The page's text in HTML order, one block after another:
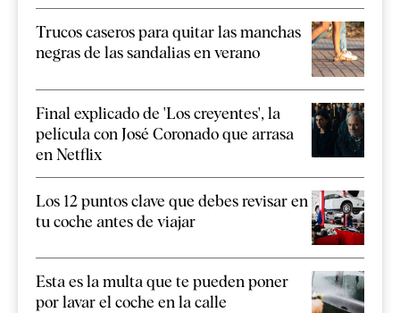
Trucos caseros para quitar las manchas
negras de las sandalias en verano
Final explicado de 'Los creyentes', la
película con José Coronado que arrasa
en Netflix
Los 12 puntos clave que debes revisar en
tu coche antes de viajar
Esta es la multa que te pueden poner
por lavar el coche en la calle